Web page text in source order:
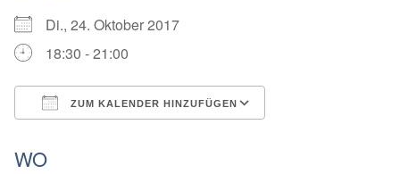
Di., 24. Oktober 2017
18:30 - 21:00
ZUM KALENDER HINZUFÜGEN
WO